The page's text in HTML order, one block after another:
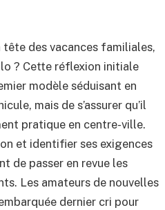
tête des vacances familiales,
? Cette réflexion initiale
modèle séduisant en
mais de s’assurer qu’il
pratique en centre-ville.
et identifier ses exigences
de passer en revue les
Les amateurs de nouvelles
dernier cri pour